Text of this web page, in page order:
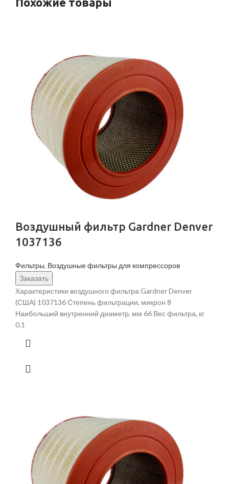
Воздушный фильтр Gardner Denver
1037136
Фильтры, Воздушные фильтры для компрессоров
Заказать
Характеристики воздушного фильтра Gardner Denver
(США) 1037136 Степень фильтрации, микрон 8
Наибольший внутренний диаметр, мм 66 Вес фильтра, кг
0.1